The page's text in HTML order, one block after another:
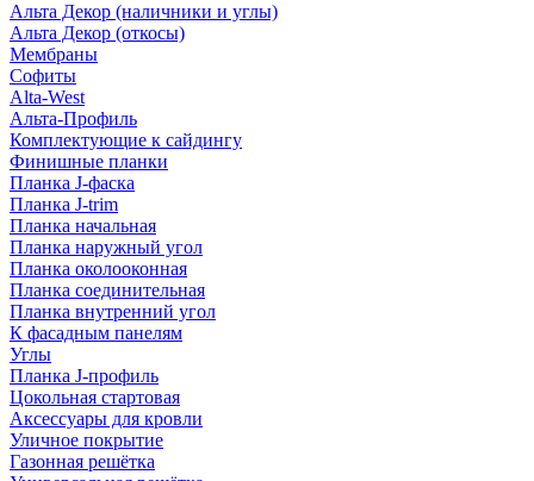
Альта Декор (наличники и углы)
Альта Декор (откосы)
Мембраны
Софиты
Alta-West
Альта-Профиль
Комплектующие к сайдингу
Финишные планки
Планка J-фаска
Планка J-trim
Планка начальная
Планка наружный угол
Планка околооконная
Планка соединительная
Планка внутренний угол
К фасадным панелям
Углы
Планка J-профиль
Цокольная стартовая
Аксессуары для кровли
Уличное покрытие
Газонная решётка